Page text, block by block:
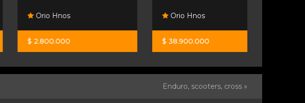
Orio Hnos
$ 2.800.000
Orio Hnos
$ 38.900.000
Enduro, scooters, cross »